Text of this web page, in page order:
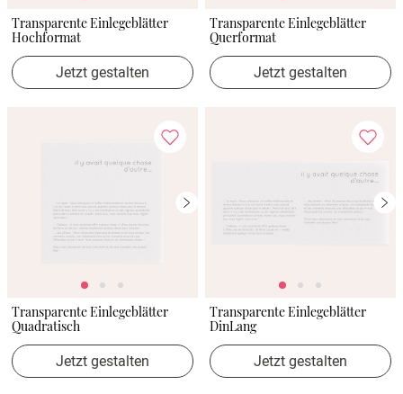
Transparente Einlegeblätter
Hochformat
Jetzt gestalten
Transparente Einlegeblätter
Querformat
Jetzt gestalten
Transparente Einlegeblätter
Quadratisch
Jetzt gestalten
Transparente Einlegeblätter
DinLang
Jetzt gestalten